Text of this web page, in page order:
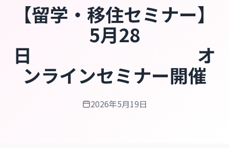
【留学・移住セミナー】
5月28
日 オ
ンラインセミナー開催
2026年5月19日